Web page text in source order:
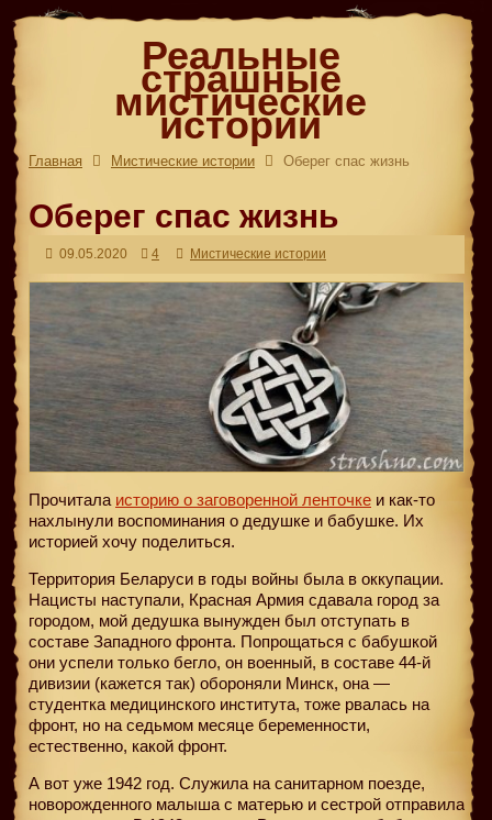
Реальные
страшные
мистические
истории
Главная Мистические истории Оберег спас жизнь
Оберег спас жизнь
09.05.2020 4 Мистические истории
Прочитала историю о заговоренной ленточке и как-то
нахлынули воспоминания о дедушке и бабушке. Их
историей хочу поделиться.
Территория Беларуси в годы войны была в оккупации.
Нацисты наступали, Красная Армия сдавала город за
городом, мой дедушка вынужден был отступать в
составе Западного фронта. Попрощаться с бабушкой
они успели только бегло, он военный, в составе 44-й
дивизии (кажется так) обороняли Минск, она —
студентка медицинского института, тоже рвалась на
фронт, но на седьмом месяце беременности,
естественно, какой фронт.
А вот уже 1942 год. Служила на санитарном поезде,
новорожденного малыша с матерью и сестрой отправила